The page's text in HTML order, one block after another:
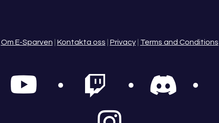
Om E-Sparven Kontakta oss Privacy| Terms and Conditions